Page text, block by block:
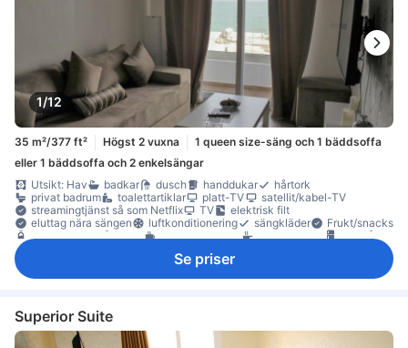
1/12
35 m²/377 ft² Högst 2 vuxna
1 queen size-säng och 1 bäddsoffa
eller 1 bäddsoffa och 2 enkelsängar
Utsikt: Hav
badkar dusch handdukar
hårtork
privat badrum
toalettartiklar platt-TV
satellit/kabel-TV
streamingtjänst så som Netflix
TV
elektrisk filt
eluttag nära sängen
luftkonditionering sängkläder
Frukt/snacks
gratis vatten på flaska
kylskåp
separat matsalsutrymme
Se priser
Superior Suite